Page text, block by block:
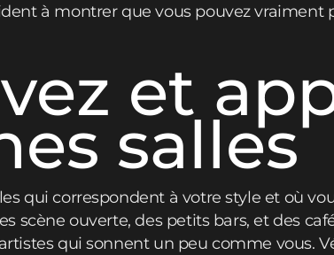
à montrer que vous pouvez vraiment
et
salles
qui correspondent à votre style et où
scène ouverte, des petits bars, et des
qui sonnent un peu comme vous.